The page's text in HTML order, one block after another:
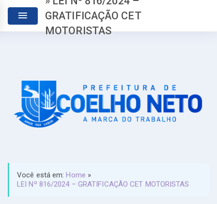
GRATIFICAÇÃO CET
MOTORISTAS
Você está em:Home »
LEI Nº 816/2024 – GRATIFICAÇÃO CET MOTORISTAS